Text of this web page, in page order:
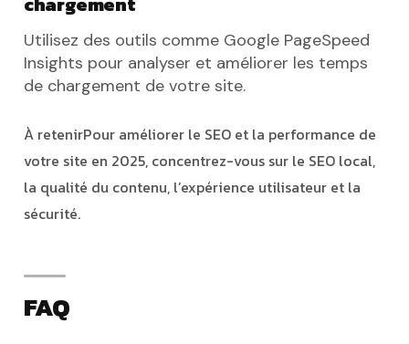
Utilisez des outils comme Google PageSpeed
Insights pour analyser et améliorer les temps
de chargement de votre site.
À retenirPour améliorer le SEO et la performance de
votre site en 2025, concentrez-vous sur le SEO local,
la qualité du contenu, l’expérience utilisateur et la
sécurité.
FAQ